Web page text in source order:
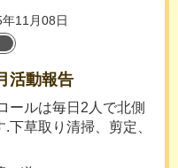
11月08日
活動報告
ールは毎日2人で北側
下草取り清掃、剪定、